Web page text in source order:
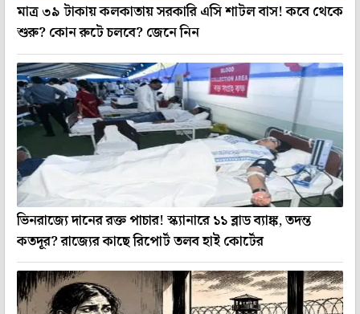
মাত্র ৩৯ টাকায় কলকাতায় সরকারি এসি শাটল বাস! কবে থেকে
শুরু? কোন রুটে চলবে? জেনে নিন
ভিনরাজ্যে দানের রক্ত পাচার! স্ক্যানারে ১১ ব্লাড ব্যাঙ্ক, তদন্ত
কতদূর? রাজ্যের কাছে রিপোর্ট তলব হাই কোর্টের